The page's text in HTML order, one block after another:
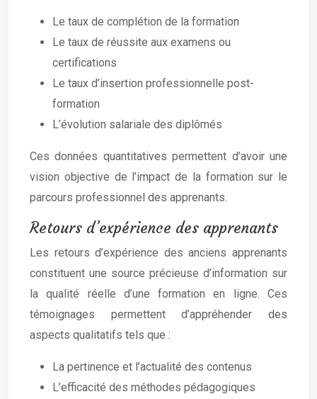
Le taux de complétion de la formation
Le taux de réussite aux examens ou
certifications
Le taux d’insertion professionnelle post-
formation
L’évolution salariale des diplômés
Ces données quantitatives permettent d’avoir une
vision objective de l’impact de la formation sur le
parcours professionnel des apprenants.
Retours d’expérience des apprenants
Les retours d’expérience des anciens apprenants
constituent une source précieuse d’information sur
la qualité réelle d’une formation en ligne. Ces
témoignages permettent d’appréhender des
aspects qualitatifs tels que :
La pertinence et l’actualité des contenus
L’efficacité des méthodes pédagogiques